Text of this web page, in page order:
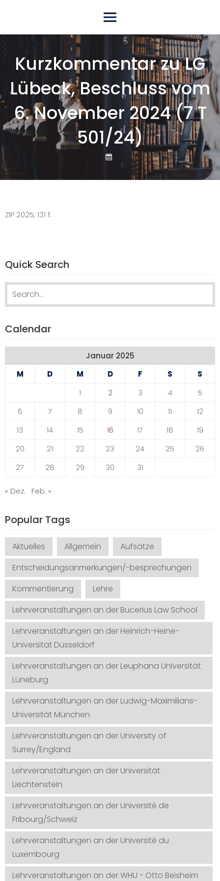
content
Kurzkommentar zu LG
Lübeck, Beschluss vom
6. November 2024 (7 T
501/24)
ZIP 2025, 131 f.
Quick Search
Search
Calendar
Januar 2025
M
D M D F S
S
1
2 3 4
5
6
7 8 9 10 11
12
13
14 15 16 17 18
19
20
21 22 23 24 25
26
27
28 29 30 31
« Dez. Feb. »
Popular Tags
Aktuelles Allgemein
Aufsätze
Entscheidungsanmerkungen/-besprechungen
Kommentierung
Lehre
Lehrveranstaltungen an der Bucerius Law School
Lehrveranstaltungen an der Heinrich-Heine-
Universität Düsseldorf
Lehrveranstaltungen an der Leuphana Universität
Lüneburg
Lehrveranstaltungen an der Ludwig-Maximilians-
Universität München
Lehrveranstaltungen an der University of
Surrey/England
Lehrveranstaltungen an der Universität
Liechtenstein
Lehrveranstaltungen an der Université de
Fribourg/Schweiz
Lehrveranstaltungen an der Université du
Luxembourg
Lehrveranstaltungen an der WHU - Otto Beisheim